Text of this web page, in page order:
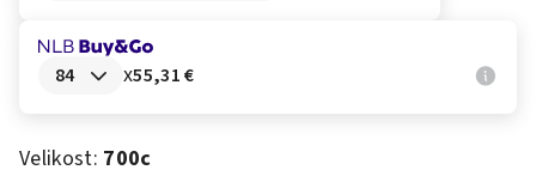
x55,31 €
Velikost: 700c